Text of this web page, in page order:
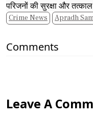
जैनब की छोटी-छोटी बहनें हैं
परिजनों की सुरक्षा और
कानूनी तरीके से किसी को
लोगों कि आवाज़ का दमन करने
Crime News
Comments
Leave A